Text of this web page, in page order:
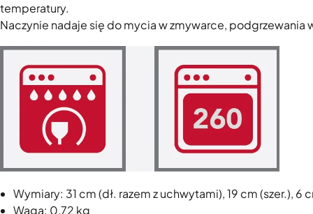
temperatury.
Naczynie nadaje się do mycia w zmywarce,
Wymiary: 31 cm (dł. razem z uchwytami), 19 cm (szer.), 6
Waga: 0,72 kg